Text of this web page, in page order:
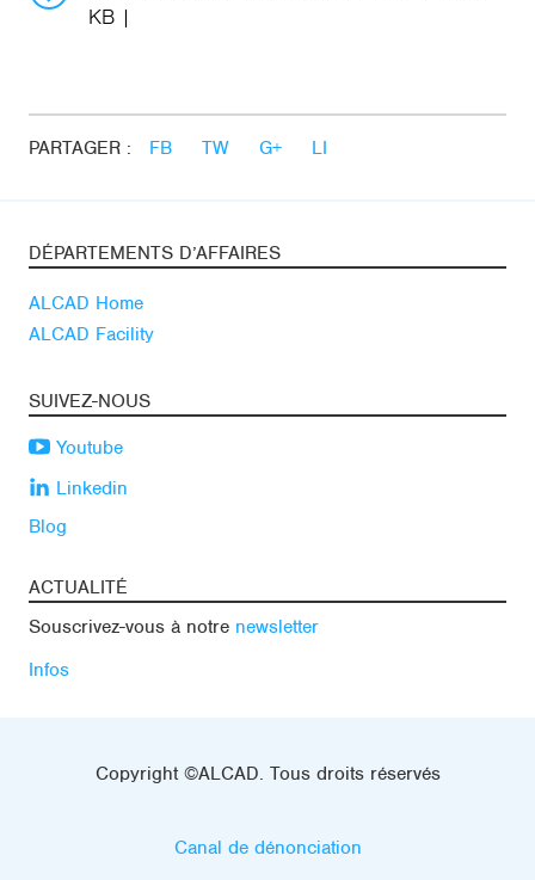
KB
PARTAGER : FB TW G+ LI
DÉPARTEMENTS D’AFFAIRES
ALCAD Home
ALCAD Facility
SUIVEZ-NOUS
Youtube
Linkedin
Blog
ACTUALITÉ
Souscrivez-vous à notre newsletter
Infos
Copyright ©ALCAD. Tous droits réservés
Canal de dénonciation